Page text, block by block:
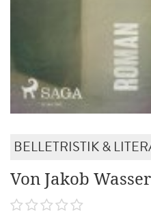
BELLETRISTIK &
Von Jakob